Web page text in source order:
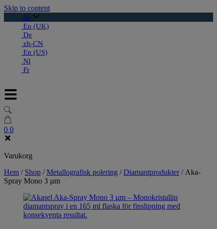
Skip to content
Se
En (UK)
De
zh-CN
En (US)
Nl
Fr
0 0
Varukorg
Hem / Shop /Metallografisk polering /Diamantprodukter / Aka-
Spray Mono 3 µm